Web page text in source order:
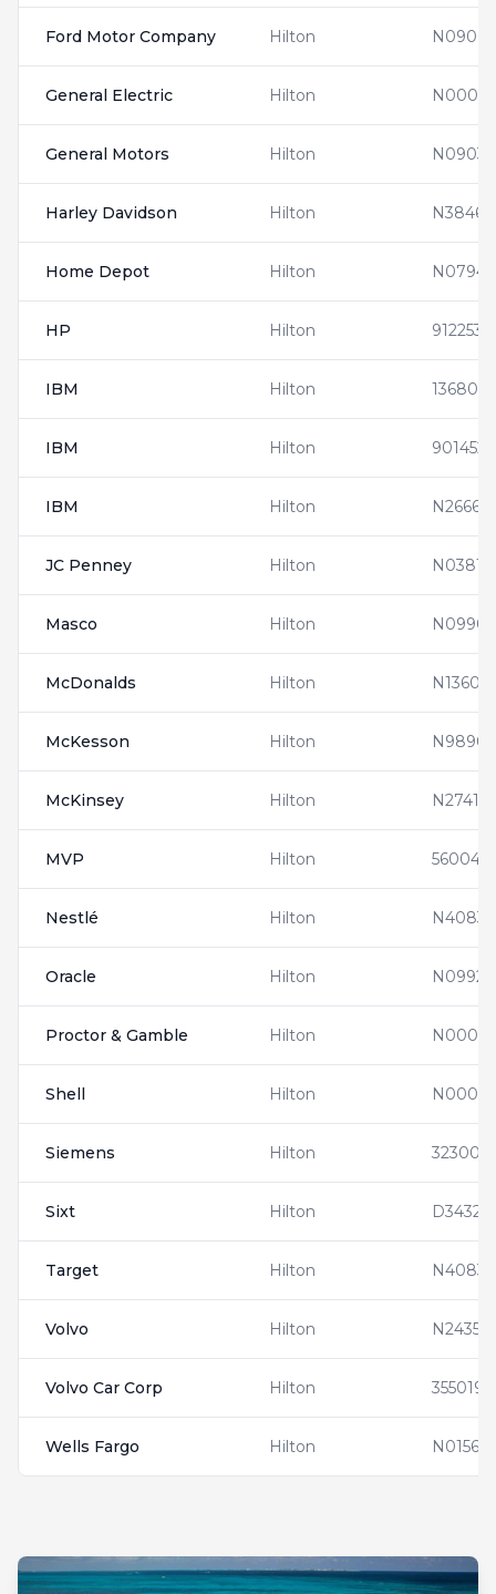
Ford Motor Company Hilton
General Electric Hilton
General Motors Hilton
Harley Davidson Hilton
Home Depot Hilton
HP Hilton 9122532
IBM Hilton
IBM Hilton 901452
IBM Hilton
JC Penney Hilton
Masco Hilton
McDonalds Hilton
McKesson Hilton
McKinsey Hilton
MVP Hilton
Nestlé Hilton
Oracle Hilton
Proctor & Gamble Hilton
Shell Hilton
Siemens Hilton
Sixt Hilton
Target Hilton
Volvo Hilton
Volvo Car Corp Hilton
Wells Fargo Hilton